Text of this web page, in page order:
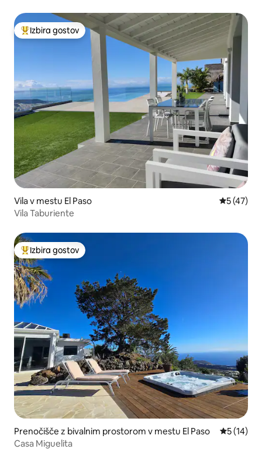
Najbolj priljubljena prenočišča z značko »Izbira gostov«
Izbira gostov
Vila v mestu El Paso
5 (47)
Vila Taburiente
Najbolj priljubljena prenočišča z značko »Izbira gostov«
Izbira gostov
Prenočišče z bivalnim prostorom v mestu El Paso
5 (14)
Casa Miguelita